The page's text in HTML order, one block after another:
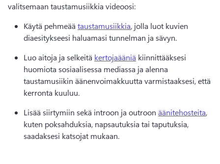
valitsemaan taustamusiikkia videoosi:
Käytä pehmeää taustamusiikkia, jolla luot kuvien
diaesitykseesi haluamasi tunnelman ja sävyn.
Luo aitoja ja selkeitä kertojaääniä kiinnittääksesi
huomiota sosiaalisessa mediassa ja alenna
taustamusiikin äänenvoimakkuutta varmistaaksesi, että
kerronta kuuluu.
Lisää siirtymiin sekä introon ja outroon äänitehosteita,
kuten poksahduksia, napsautuksia tai taputuksia,
saadaksesi katsojat mukaan.